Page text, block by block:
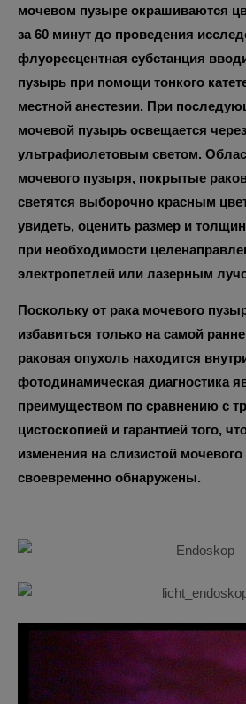
мочевом пузыре окрашиваются
за 60 минут до проведения
флуоресцентная субстанция
пузырь при помощи тонкого
местной анестезии. При
мочевой пузырь освещается
ультрафиолетовым светом.
мочевого пузыря, покрытые
светятся выборочно красным
увидеть, оценить размер и
при необходимости
электропетлей или лазерным
Поскольку от рака мочевого
избавиться только на самой
раковая опухоль находится
фотодинамическая диагностика
преимуществом по сравнению с
цистоскопией и гарантией того,
изменения на слизистой
своевременно обнаружены.